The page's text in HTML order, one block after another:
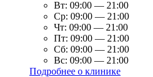
Вт: 09:00 — 21:00
Ср: 09:00 — 21:00
Чт: 09:00 — 21:00
Пт: 09:00 — 21:00
Сб: 09:00 — 21:00
Вс: 09:00 — 21:00
Подробнее о клинике